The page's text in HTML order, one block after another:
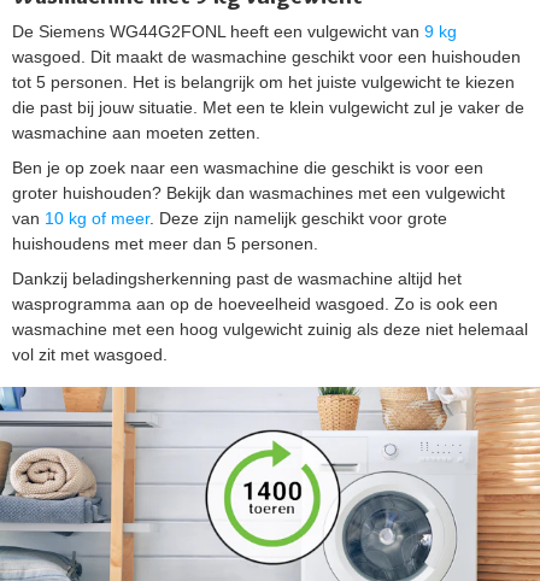
De Siemens WG44G2FONL heeft een vulgewicht van 9 kg
wasgoed. Dit maakt de wasmachine geschikt voor een huishouden
tot 5 personen. Het is belangrijk om het juiste vulgewicht te kiezen
die past bij jouw situatie. Met een te klein vulgewicht zul je vaker de
wasmachine aan moeten zetten.
Ben je op zoek naar een wasmachine die geschikt is voor een
groter huishouden? Bekijk dan wasmachines met een vulgewicht
van 10 kg of meer. Deze zijn namelijk geschikt voor grote
huishoudens met meer dan 5 personen.
Dankzij beladingsherkenning past de wasmachine altijd het
wasprogramma aan op de hoeveelheid wasgoed. Zo is ook een
wasmachine met een hoog vulgewicht zuinig als deze niet helemaal
vol zit met wasgoed.